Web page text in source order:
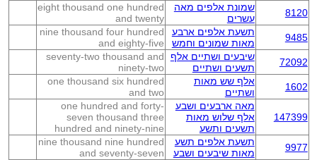
8120
שמונת אלפים מאה
עשרים
eight thousand one hundred
and twenty
9485
תשעת אלפים ארבע
מאות שמונים וחמש
nine thousand four hundred
and eighty-five
72092
שיבעים ושתיים אלף
תשעים ושתיים
seventy-two thousand and
ninety-two
1602
אלף שש מאות
ושתיים
one thousand six hundred
and two
147399
מאה ארבעים ושבע
אלף שלוש מאות
תשעים ותשע
one hundred and forty-
seven thousand three
hundred and ninety-nine
9977
תשעת אלפים תשע
מאות שיבעים ושבע
nine thousand nine hundred
and seventy-seven